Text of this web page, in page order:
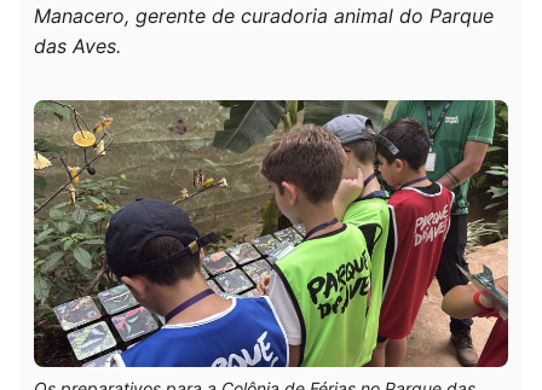
Manacero, gerente de curadoria animal do Parque
das Aves.